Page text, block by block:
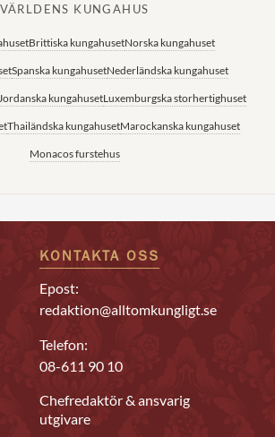
VÄRLDENS KUNGAHUS
Brittiska kungahusetNorska kungahuset
Spanska kungahusetNederländska kungahuset
kungahusetLuxemburgska storhertighuset
Thailändska kungahusetMarockanska kungahuset
Monacos furstehus
KONTAKTA OSS
Epost:
redaktion@alltomkungligt.se
Telefon:
08-611 90 10
Chefredaktör & ansvarig
utgivare